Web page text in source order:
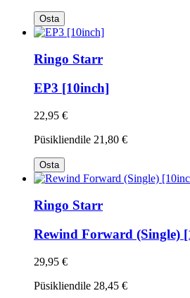
Osta
Ringo Starr
EP3 [10inch]
22,95 €
Püsikliendile 21,80 €
Osta
Ringo Starr
Rewind Forward (Single)
29,95 €
Püsikliendile 28,45 €